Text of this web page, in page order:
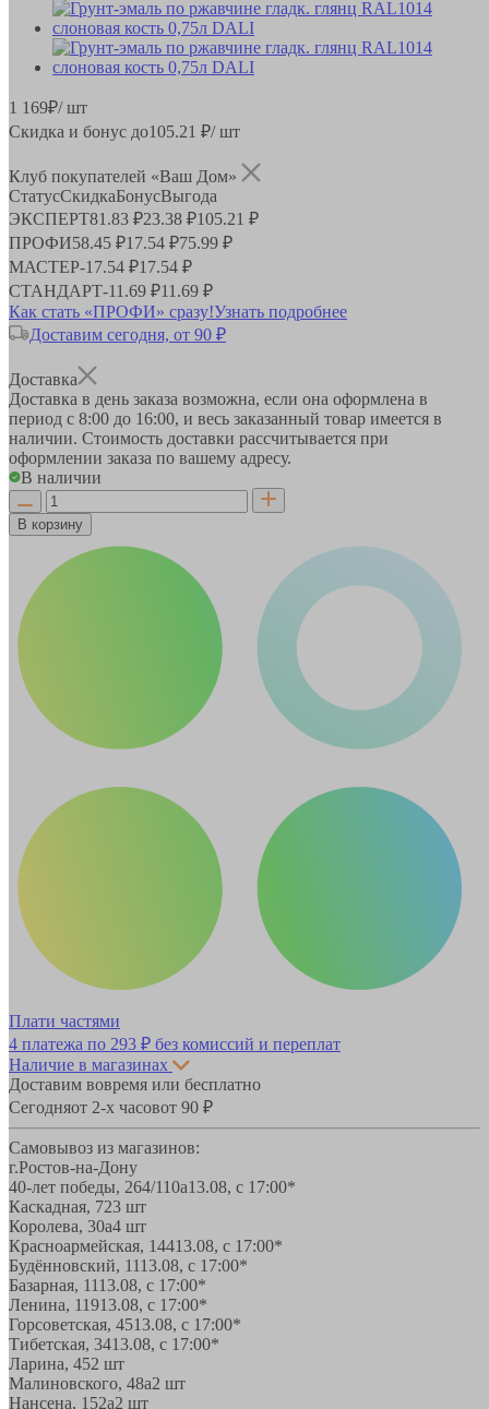
1 169₽/ шт
Скидка и бонус до105.21 ₽/ шт
Клуб покупателей «Ваш Дом»
СтатусСкидкаБонусВыгода
ЭКСПЕРТ81.83 ₽23.38 ₽105.21 ₽
ПРОФИ58.45 ₽17.54 ₽75.99 ₽
МАСТЕР-17.54 ₽17.54 ₽
СТАНДАРТ-11.69 ₽11.69 ₽
Как стать «ПРОФИ» сразу!Узнать подробнее
Доставим сегодня, от 90 ₽
Доставка
Доставка в день заказа возможна, если она оформлена в
период с 8:00 до 16:00, и весь заказанный товар имеется в
наличии. Стоимость доставки рассчитывается при
оформлении заказа по вашему адресу.
В наличии
В корзину
Плати частями
4 платежа по 293 ₽ без комиссий и переплат
Наличие в магазинах
Доставим вовремя или бесплатно
Сегодняот 2-х часовот 90 ₽
Самовывоз из магазинов:
г.Ростов-на-Дону
40-лет победы, 264/110а13.08, с 17:00*
Каскадная, 723 шт
Королева, 30а4 шт
Красноармейская, 14413.08, с 17:00*
Будённовский, 1113.08, с 17:00*
Базарная, 1113.08, с 17:00*
Ленина, 11913.08, с 17:00*
Горсоветская, 4513.08, с 17:00*
Тибетская, 3413.08, с 17:00*
Ларина, 452 шт
Малиновского, 48а2 шт
Нансена, 152а2 шт